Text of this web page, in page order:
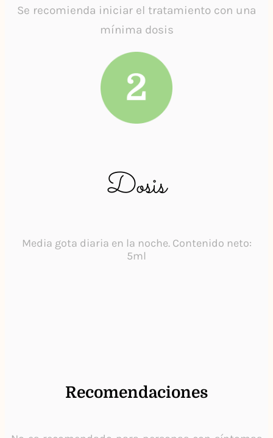
Se recomienda iniciar el tratamiento con una
mínima dosis
Dosis
Media gota diaria en la noche. Contenido neto:
5ml
Recomendaciones